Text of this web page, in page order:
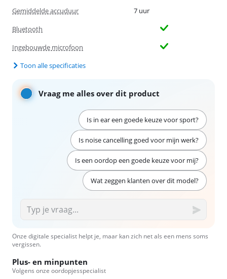
Gemiddelde accuduur
7 uur
Bluetooth
Ingebouwde microfoon
Toon alle specificaties
Vraag me alles over dit product
Is in ear een goede keuze voor sport?
Is noise cancelling goed voor mijn werk?
Is een oordop een goede keuze voor mij?
Wat zeggen klanten over dit model?
Onze digitale specialist helpt je, maar kan zich net als een mens soms
vergissen.
Plus- en minpunten
Volgens onze oordopjesspecialist